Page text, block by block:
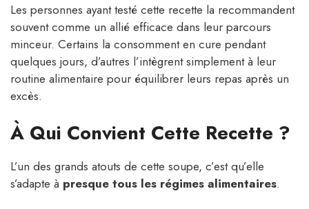
Les personnes ayant testé cette recette la recommandent
souvent comme un allié efficace dans leur parcours
minceur. Certains la consomment en cure pendant
quelques jours, d’autres l’intègrent simplement à leur
routine alimentaire pour équilibrer leurs repas après un
excès.
À Qui Convient Cette Recette ?
L’un des grands atouts de cette soupe, c’est qu’elle
s’adapte à presque tous les régimes alimentaires.